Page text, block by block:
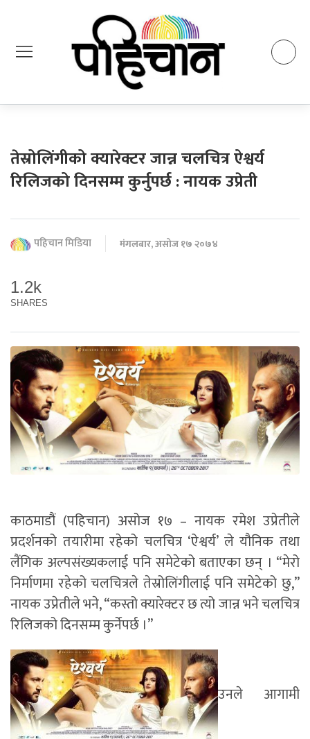
तेस्रोलिंगीको क्यारेक्टर जान्न चलचित्र ऐश्वर्य
रिलिजको दिनसम्म कुर्नुपर्छ : नायक उप्रेती
पहिचान मिडिया मंगलबार, असोज १७ २०७४
1.2k
SHARES
काठमाडौं (पहिचान) असोज १७ – नायक रमेश उप्रेतीले
प्रदर्शनको तयारीमा रहेको चलचित्र ‘ऐश्वर्य’ ले यौनिक तथा
लैंगिक अल्पसंख्यकलाई पनि समेटेको बताएका छन् । “मेरो
निर्माणमा रहेको चलचित्रले तेस्रोलिंगीलाई पनि समेटेको छु,”
नायक उप्रेतीले भने, “कस्तो क्यारेक्टर छ त्यो जान्न भने चलचित्र
रिलिजको दिनसम्म कुर्नेपर्छ ।”
उनले आगामी